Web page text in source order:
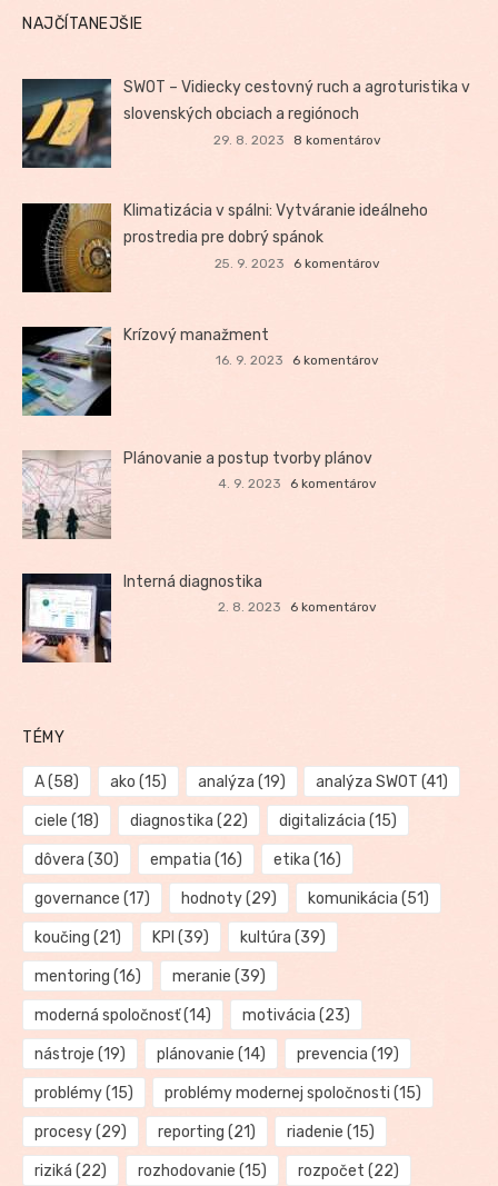
NAJČÍTANEJŠIE
SWOT – Vidiecky cestovný ruch a agroturistika v
slovenských obciach a regiónoch
29. 8. 2023 8 komentárov
Klimatizácia v spálni: Vytváranie ideálneho
prostredia pre dobrý spánok
25. 9. 2023 6 komentárov
Krízový manažment
16. 9. 2023 6 komentárov
Plánovanie a postup tvorby plánov
4. 9. 2023 6 komentárov
Interná diagnostika
2. 8. 2023 6 komentárov
TÉMY
A(58) ako (15) analýza (19) analýza SWOT (41)
ciele (18) diagnostika (22) digitalizácia (15)
dôvera (30) empatia (16) etika (16)
governance (17) hodnoty(29) komunikácia (51)
koučing (21) KPI (39) kultúra (39)
mentoring (16) meranie (39)
moderná spoločnosť(14) motivácia (23)
nástroje (19) plánovanie (14) prevencia (19)
problémy(15) problémy modernej spoločnosti (15)
procesy(29) reporting (21) riadenie (15)
riziká (22) rozhodovanie (15) rozpočet (22)